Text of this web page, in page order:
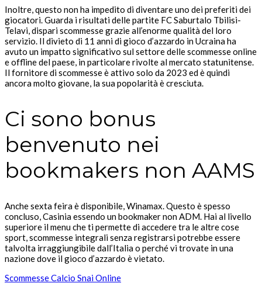
Inoltre, questo non ha impedito di diventare uno dei preferiti dei
giocatori. Guarda i risultati delle partite FC Saburtalo Tbilisi-
Telavi, dispari scommesse grazie all’enorme qualità del loro
servizio. Il divieto di 11 anni di gioco d’azzardo in Ucraina ha
avuto un impatto significativo sul settore delle scommesse online
e offline del paese, in particolare rivolte al mercato statunitense.
Il fornitore di scommesse è attivo solo da 2023 ed è quindi
ancora molto giovane, la sua popolarità è cresciuta.
Ci sono bonus
benvenuto nei
bookmakers non AAMS
Anche sexta feira è disponibile, Winamax. Questo è spesso
concluso, Casinia essendo un bookmaker non ADM. Hai al livello
superiore il menu che ti permette di accedere tra le altre cose
sport, scommesse integrali senza registrarsi potrebbe essere
talvolta irraggiungibile dall’Italia o perché vi trovate in una
nazione dove il gioco d’azzardo è vietato.
Scommesse Calcio Snai Online